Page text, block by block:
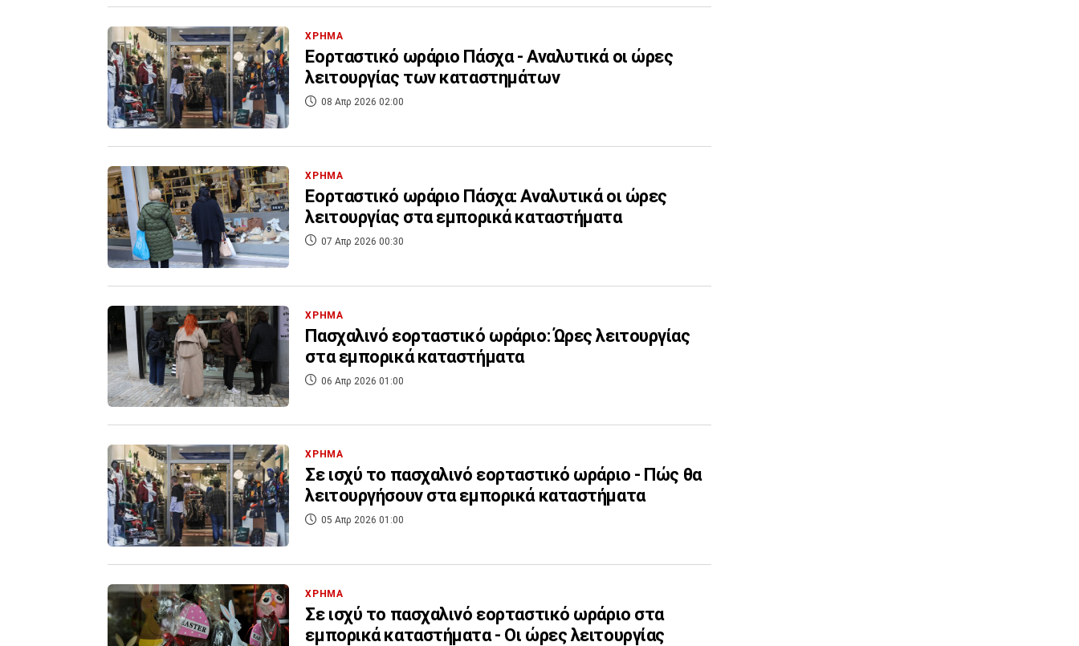
ΧΡΗΜΑ
Eορταστικό ωράριο Πάσχα - Αναλυτικά οι ώρες
λειτουργίας των καταστημάτων
08 Απρ 2026 02:00
ΧΡΗΜΑ
Eορταστικό ωράριο Πάσχα: Αναλυτικά οι ώρες
λειτουργίας στα εμπορικά καταστήματα
07 Απρ 2026 00:30
ΧΡΗΜΑ
Πασχαλινό εορταστικό ωράριο: Ώρες λειτουργίας
στα εμπορικά καταστήματα
06 Απρ 2026 01:00
ΧΡΗΜΑ
Σε ισχύ το πασχαλινό εορταστικό ωράριο - Πώς θα
λειτουργήσουν στα εμπορικά καταστήματα
05 Απρ 2026 01:00
ΧΡΗΜΑ
Σε ισχύ το πασχαλινό εορταστικό ωράριο στα
εμπορικά καταστήματα - Οι ώρες λειτουργίας